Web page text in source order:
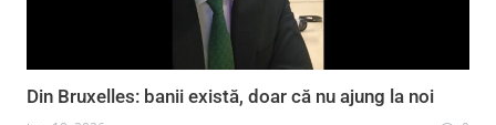
Din Bruxelles: banii există, doar că nu ajung la noi